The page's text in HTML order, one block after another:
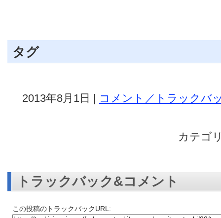
タグ
2013年8月1日 | コメント／トラックバ
カテゴ
トラックバック&コメント
この投稿のトラックバックURL: